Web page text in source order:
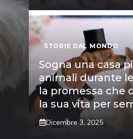
STORIE DAL MONDO
Sogna una casa
animali durante
la promessa che
la sua vita per
Dicembre 3, 2025